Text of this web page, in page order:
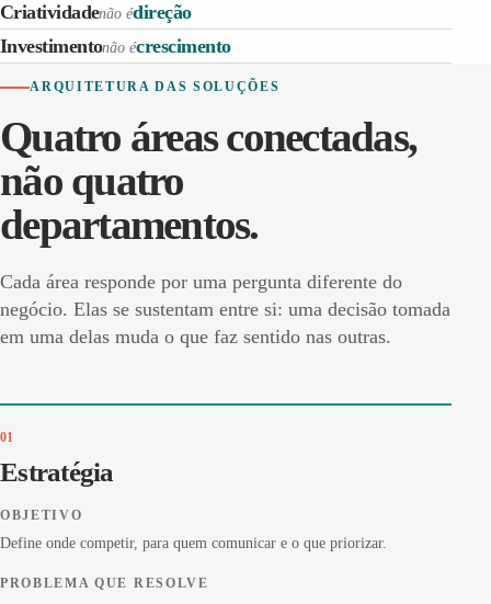
Criatividadenão édireção
Investimentonão écrescimento
ARQUITETURA DAS SOLUÇÕES
Quatro áreas conectadas,
não quatro
departamentos.
Cada área responde por uma pergunta diferente do
negócio. Elas se sustentam entre si: uma decisão tomada
em uma delas muda o que faz sentido nas outras.
01
Estratégia
OBJETIVO
Define onde competir, para quem comunicar e o que priorizar.
PROBLEMA QUE RESOLVE